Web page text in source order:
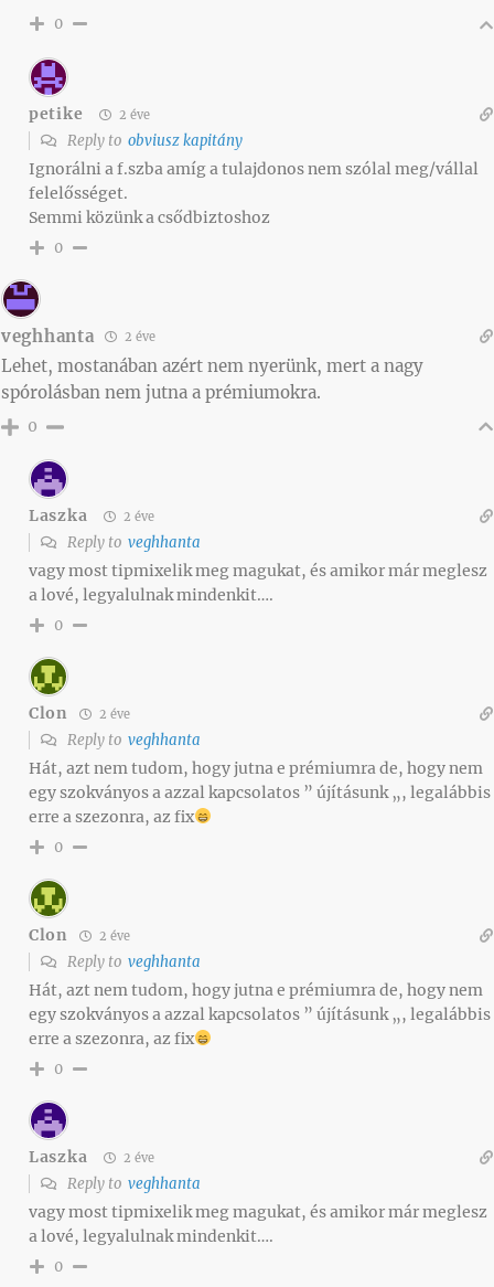
0
petike 2 éve
Reply to obviusz kapitány
Ignorálni a f.szba amíg a tulajdonos nem szólal meg/vállal
felelősséget.
Semmi közünk a csődbiztoshoz
0
veghhanta 2 éve
Lehet, mostanában azért nem nyerünk, mert a nagy
spórolásban nem jutna a prémiumokra.
0
Laszka 2 éve
Reply to veghhanta
vagy most tipmixelik meg magukat, és amikor már meglesz
a lové, legyalulnak mindenkit….
0
Clon 2 éve
Reply to veghhanta
Hát, azt nem tudom, hogy jutna e prémiumra de, hogy nem
egy szokványos a azzal kapcsolatos ” újításunk „, legalábbis
erre a szezonra, az fix
0
Clon 2 éve
Reply to veghhanta
Hát, azt nem tudom, hogy jutna e prémiumra de, hogy nem
egy szokványos a azzal kapcsolatos ” újításunk „, legalábbis
erre a szezonra, az fix
0
Laszka 2 éve
Reply to veghhanta
vagy most tipmixelik meg magukat, és amikor már meglesz
a lové, legyalulnak mindenkit….
0